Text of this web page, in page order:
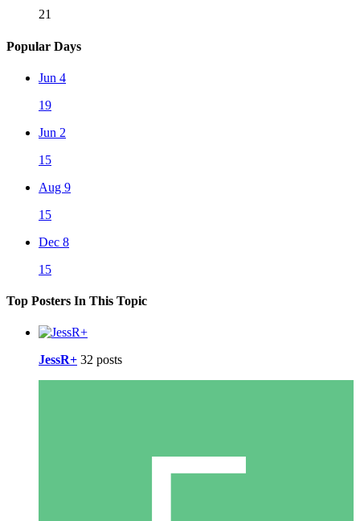
21
Popular Days
Jun 4
19
Jun 2
15
Aug 9
15
Dec 8
15
Top Posters In This Topic
JessR+ 32 posts